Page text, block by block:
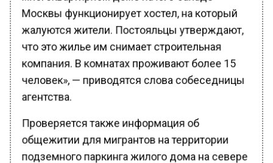
Москвы функционирует хостел, на который
жалуются жители. Постояльцы утверждают,
что это жилье им снимает строительная
компания. В комнатах проживают более 15
человек», — приводятся слова собеседницы
агентства.
Проверяется также информация об
общежитии для мигрантов на территории
подземного паркинга жилого дома на севере